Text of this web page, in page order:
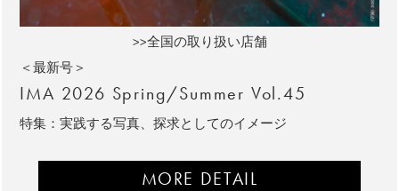
>>全国の取り扱い店舗
＜最新号＞
IMA 2026 Spring/Summer Vol.45
特集：実践する写真、探求としてのイメージ
MORE DETAIL